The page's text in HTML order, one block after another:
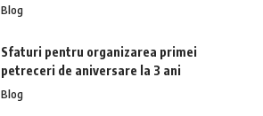
Blog
Sfaturi pentru organizarea primei
petreceri de aniversare la 3 ani
Blog